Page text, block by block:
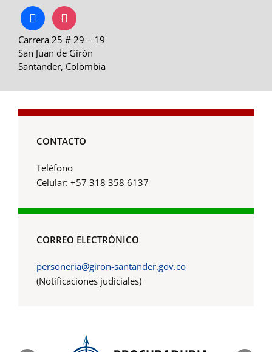
facebookinstagram
Carrera 25 # 29 – 19
San Juan de Girón
Santander, Colombia
CONTACTO
Teléfono
Celular: +57 318 358 6137
CORREO ELECTRÓNICO
personeria@giron-santander.gov.co
(Notificaciones judiciales)